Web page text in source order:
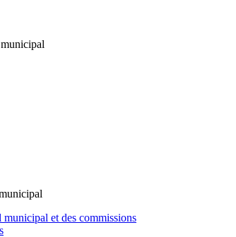
et des commissions